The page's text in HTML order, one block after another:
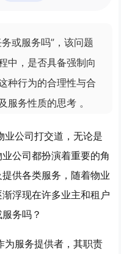
或服务吗”，该问题
中，是否具备强制向
种行为的合理性与合
服务性质的思考 。
业公司打交道，无论是
公司都扮演着重要的角
供各类服务，随着物业
浮现在许多业主和租户
务吗？
为服务提供者，其职责